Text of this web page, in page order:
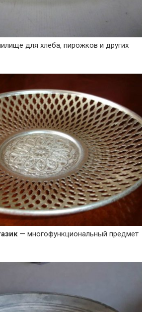
для хлеба, пирожков и других
— многофункциональный предмет